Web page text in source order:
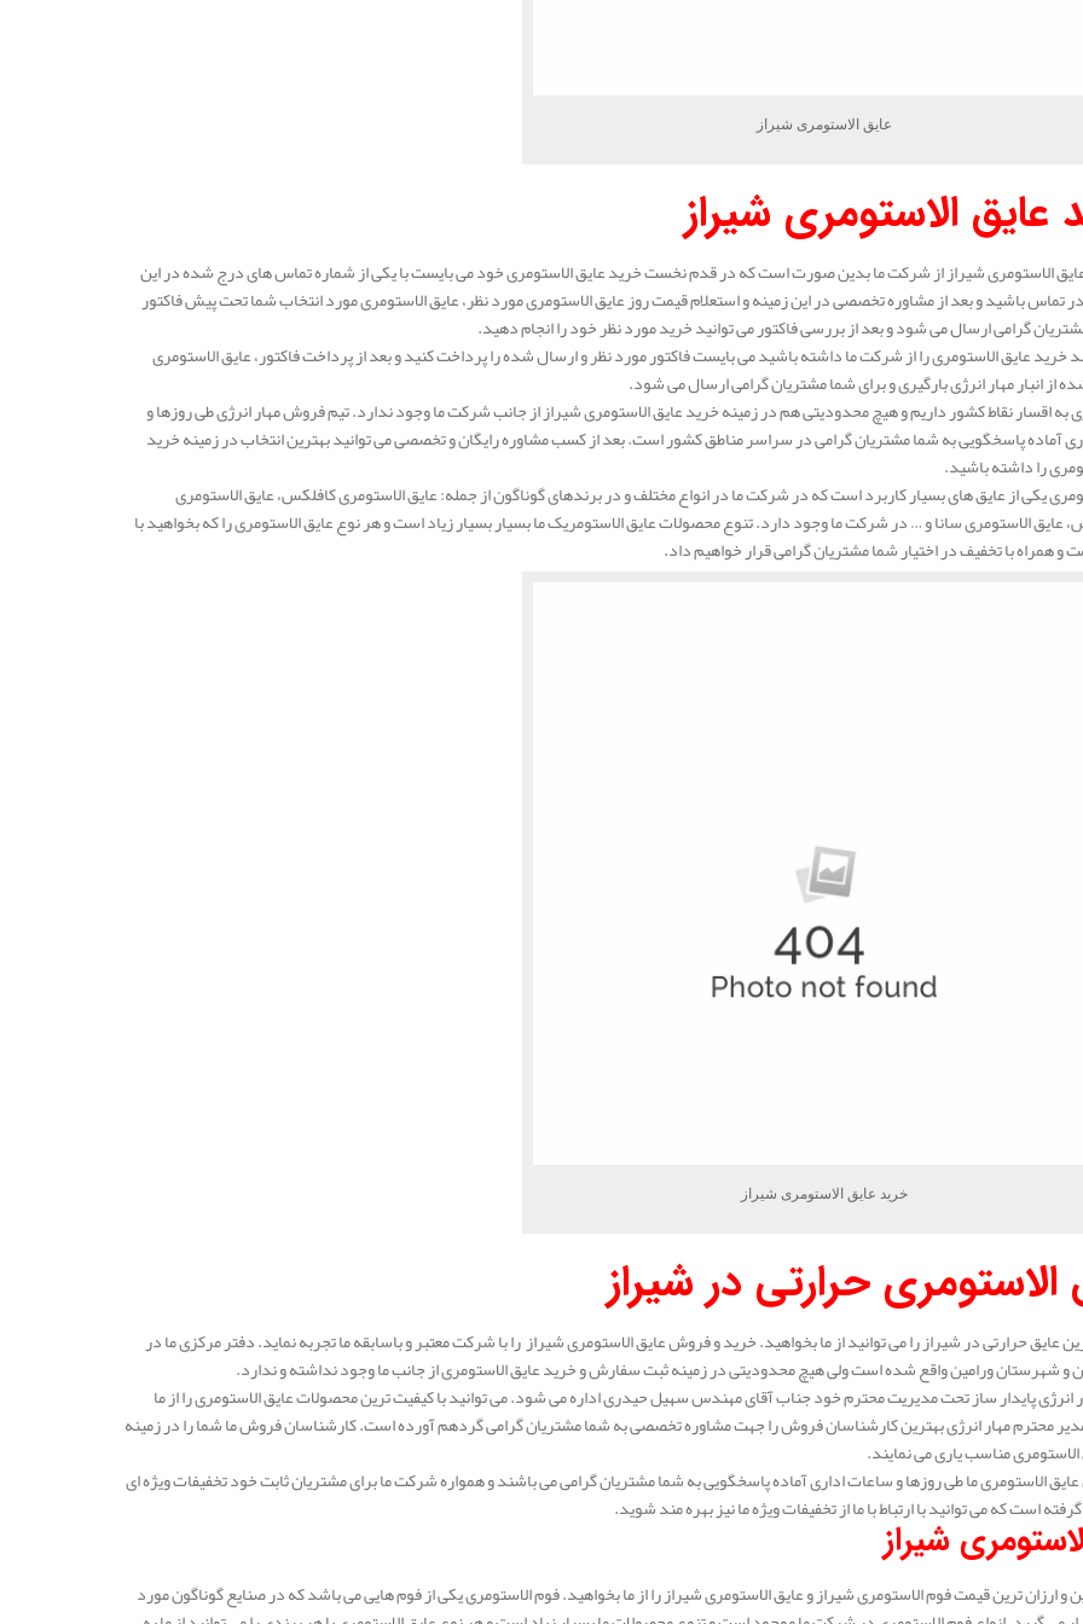
عایق الاستومری شیراز
عایق الاستومری شیراز
الاستومری شیراز از شرکت ما بدین صورت است که در قدم نخست خرید عایق الاستومری خود می بایست با یکی از شماره تماس های درج شده در این
تماس باشید و بعد از مشاوره تخصصی در این زمینه و استعلام قیمت روز عایق الاستومری مورد نظر، عایق الاستومری مورد انتخاب شما تحت پیش فاکتور
گرامی ارسال می شود و بعد از بررسی فاکتور می توانید خرید مورد نظر خود را انجام دهید.
خرید عایق الاستومری را از شرکت ما داشته باشید می بایست فاکتور مورد نظر و ارسال شده را پرداخت کنید و بعد از پرداخت فاکتور، عایق الاستومری
از انبار مهار انرژی بارگیری و برای شما مشتریان گرامی ارسال می شود.
به اقسار نقاط کشور داریم و هیچ محدودیتی هم در زمینه خرید عایق الاستومری شیراز از جانب شرکت ما وجود ندارد. تیم فروش مهار انرژی طی روزها و
آماده پاسخگویی به شما مشتریان گرامی در سراسر مناطق کشور است. بعد از کسب مشاوره رایگان و تخصصی می توانید بهترین انتخاب در زمینه خرید
را داشته باشید.
یکی از عایق های بسیار کاربرد است که در شرکت ما در انواع مختلف و در برندهای گوناگون از جمله: عایق الاستومری کافلکس، عایق الاستومری
عایق الاستومری سانا و … در شرکت ما وجود دارد. تنوع محصولات عایق الاستومریک ما بسیار بسیار زیاد است و هر نوع عایق الاستومری را که بخواهید با
و همراه با تخفیف در اختیار شما مشتریان گرامی قرار خواهیم داد.
خرید عایق الاستومری شیراز
الاستومری حرارتی در شیراز
عایق حرارتی در شیراز را می توانید از ما بخواهید. خرید و فروش عایق الاستومری شیراز را با شرکت معتبر و باسابقه ما تجربه نماید. دفتر مرکزی ما در
و شهرستان ورامین واقع شده است ولی هیچ محدودیتی در زمینه ثبت سفارش و خرید عایق الاستومری از جانب ما وجود نداشته و ندارد.
پایدار ساز تحت مدیریت محترم خود جناب آقای مهندس سهیل حیدری اداره می شود. می توانید با کیفیت ترین محصولات عایق الاستومری را از ما
محترم مهار انرژی بهترین کارشناسان فروش را جهت مشاوره تخصصی به شما مشتریان گرامی گردهم آورده است. کارشناسان فروش ما شما را در زمینه
مناسب یاری می نمایند.
الاستومری ما طی روزها و ساعات اداری آماده پاسخگویی به شما مشتریان گرامی می باشند و همواره شرکت ما برای مشتریان ثابت خود تخفیفات ویژه ای
است که می توانید با ارتباط با ما از تخفیفات ویژه ما نیز بهره مند شوید.
شیراز
و ارزان ترین قیمت فوم الاستومری شیراز و عایق الاستومری شیراز را از ما بخواهید. فوم الاستومری یکی از فوم هایی می باشد که در صنایع گوناگون مورد